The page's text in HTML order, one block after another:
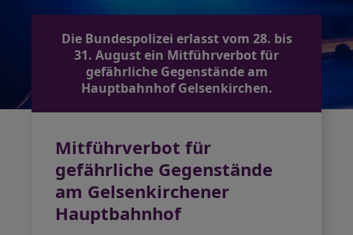
Die Bundespolizei erlasst vom 28. bis
31. August ein Mitführverbot für
gefährliche Gegenstände am
Hauptbahnhof Gelsenkirchen.
Mitführverbot für
gefährliche Gegenstände
am Gelsenkirchener
Hauptbahnhof